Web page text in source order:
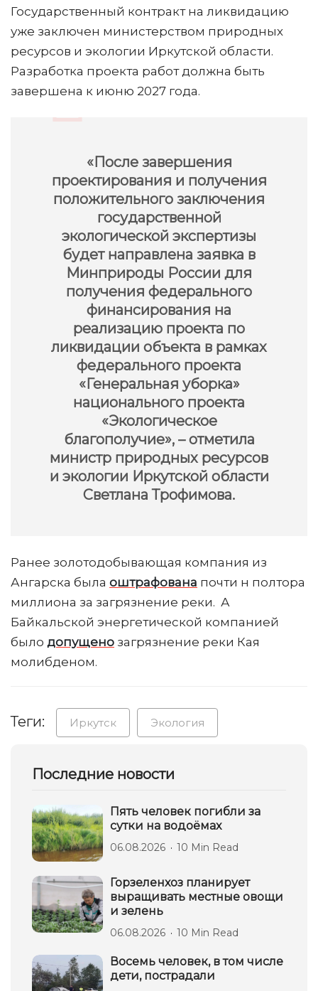
Государственный контракт на ликвидацию
уже заключен министерством природных
ресурсов и экологии Иркутской области.
Разработка проекта работ должна быть
завершена к июню 2027 года.
«После завершения
проектирования и получения
положительного заключения
государственной
экологической экспертизы
будет направлена заявка в
Минприроды России для
получения федерального
финансирования на
реализацию проекта по
ликвидации объекта в рамках
федерального проекта
«Генеральная уборка»
национального проекта
«Экологическое
благополучие», – отметила
министр природных ресурсов
и экологии Иркутской области
Светлана Трофимова.
Ранее золотодобывающая компания из
Ангарска была оштрафована почти н полтора
миллиона за загрязнение реки. А
Байкальской энергетической компанией
было допущено загрязнение реки Кая
молибденом.
Теги: Иркутск Экология
Последние новости
Пять человек погибли за
сутки на водоёмах
06.08.2026 10 Min Read
Горзеленхоз планирует
выращивать местные овощи
и зелень
06.08.2026 10 Min Read
Восемь человек, в том числе
дети, пострадали